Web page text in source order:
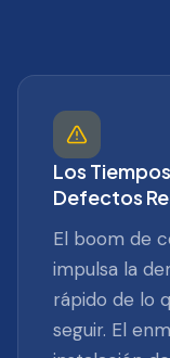
Los
Defectos
El boom de
impulsa la
rápido de lo
seguir. El